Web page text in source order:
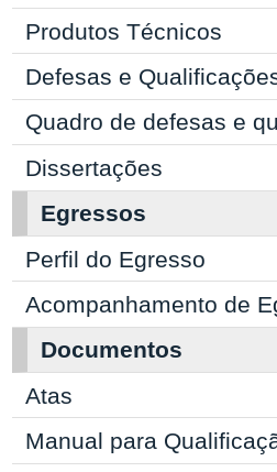
Produtos Técnicos
Defesas e
Quadro de defesas e
Dissertações
Egressos
Perfil do Egresso
Acompanhamento de
Documentos
Atas
Manual para